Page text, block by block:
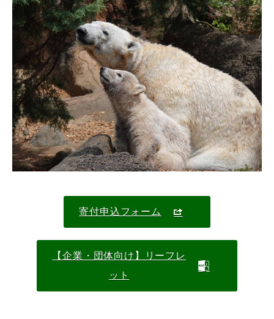
寄付申込フォーム
【企業・団体向け】リーフレ
ット